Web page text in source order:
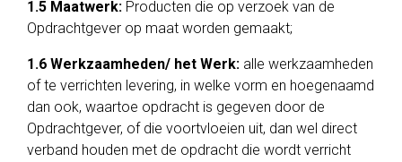
1.5 Maatwerk: Producten die op verzoek van de
Opdrachtgever op maat worden gemaakt;
1.6 Werkzaamheden/ het Werk: alle werkzaamheden
of te verrichten levering, in welke vorm en hoegenaamd
dan ook, waartoe opdracht is gegeven door de
Opdrachtgever, of die voortvloeien uit, dan wel direct
verband houden met de opdracht die wordt verricht